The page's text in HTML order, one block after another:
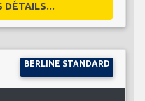
DÉTAILS...
BERLINE STANDARD